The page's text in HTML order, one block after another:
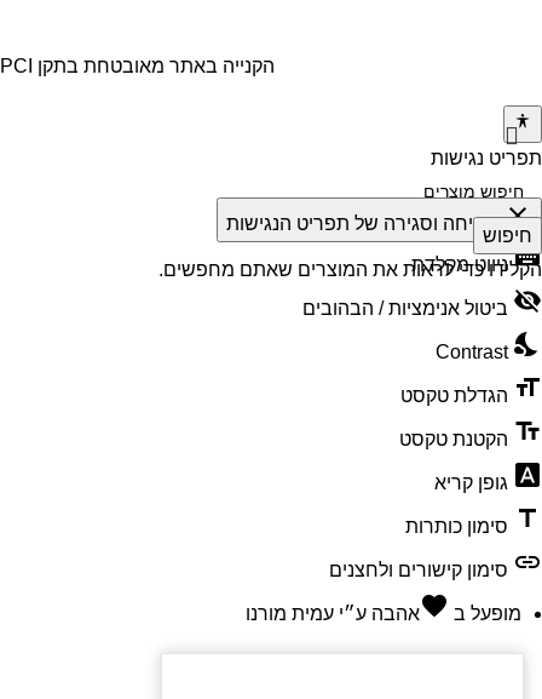
הקנייה באתר מאובטחת בתקן PCI
חיפוש
הקלידו כדי לראות את המוצרים שאתם מחפשים.
תפריט נגישות
close פתיחה וסגירה של תפריט הנגישות
keyboard ניווט מקלדת
visibility_off ביטול אנימציות / הבהובים
nights_stay
Contrast
format_size הגדלת טקסט
text_fields הקטנת טקסט
font_download גופן קריא
title סימון כותרות
link סימון קישורים ולחצנים
מופעל ב favoriteאהבה ע״י עמית מורנו